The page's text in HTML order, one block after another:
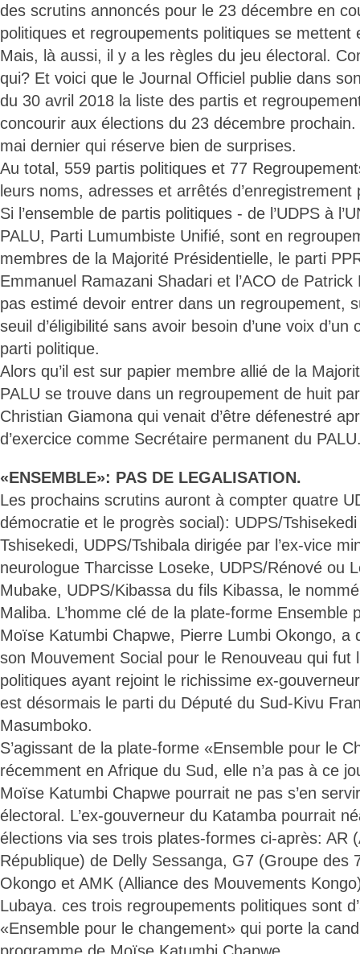
des scrutins annoncés pour le 23 décembre en
politiques et regroupements politiques se mettent
Mais, là aussi, il y a les règles du jeu électoral.
qui? Et voici que le Journal Officiel publie dans
du 30 avril 2018 la liste des partis et
concourir aux élections du 23 décembre
mai dernier qui réserve bien de surprises.
Au total, 559 partis politiques et 77
leurs noms, adresses et arrêtés d’enregistrement
Si l’ensemble de partis politiques - de l’UDPS à
PALU, Parti Lumumbiste Unifié, sont en
membres de la Majorité Présidentielle, le parti
Emmanuel Ramazani Shadari et l’ACO de Patrick
pas estimé devoir entrer dans un regroupement,
seuil d’éligibilité sans avoir besoin d’une voix d’un
parti politique.
Alors qu’il est sur papier membre allié de la
PALU se trouve dans un regroupement de huit
Christian Giamona qui venait d’être défenestré
d’exercice comme Secrétaire permanent du
«ENSEMBLE»: PAS DE LEGALISATION.
Les prochains scrutins auront à compter quatre
démocratie et le progrès social): UDPS/
Tshisekedi, UDPS/Tshibala dirigée par l’ex-vice
neurologue Tharcisse Loseke, UDPS/Rénové ou
Mubake, UDPS/Kibassa du fils Kibassa, le
Maliba. L’homme clé de la plate-forme Ensemble
Moïse Katumbi Chapwe, Pierre Lumbi Okongo, a
son Mouvement Social pour le Renouveau qui fut
politiques ayant rejoint le richissime ex-
est désormais le parti du Député du Sud-Kivu
Masumboko.
S’agissant de la plate-forme «Ensemble pour le
récemment en Afrique du Sud, elle n’a pas à ce
Moïse Katumbi Chapwe pourrait ne pas s’en
électoral. L’ex-gouverneur du Katamba pourrait
élections via ses trois plates-formes ci-après: AR
République) de Delly Sessanga, G7 (Groupe des
Okongo et AMK (Alliance des Mouvements
Lubaya. ces trois regroupements politiques sont
«Ensemble pour le changement» qui porte la